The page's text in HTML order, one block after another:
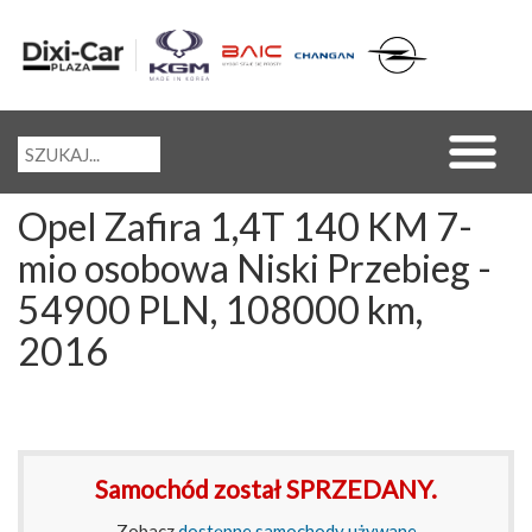
Opel Zafira 1,4T 140 KM 7-
mio osobowa Niski Przebieg -
54900 PLN, 108000 km,
2016
Samochód został SPRZEDANY.